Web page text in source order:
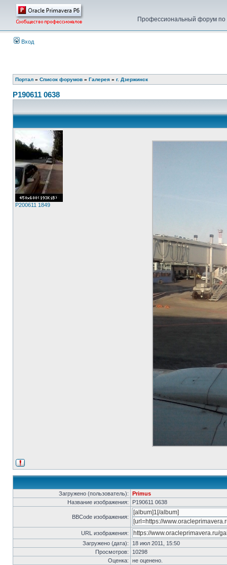
Профессиональный форум по
Вход
Портал » Список форумов » Галерея » г. Дзержинск
P190611 0638
P200611 1849
Загружено (пользователь):
Primus
Название изображения:
P190611 0638
BBCode изображения:
URL изображения:
Загружено (дата):
18 июл 2011, 15:50
Просмотров:
10298
Оценка:
не оценено.